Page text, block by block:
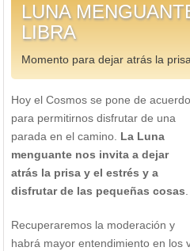
LUNA
LIBRA
Momento para dejar atrás la prisa
Hoy el Cosmos se pone de acuerdo
para permitirnos disfrutar de una
parada en el camino. La Luna
menguante nos invita a dejar
atrás la prisa y el estrés y a
disfrutar de las pequeñas cosas
Recuperaremos la moderación y
habrá mayor entendimiento en los